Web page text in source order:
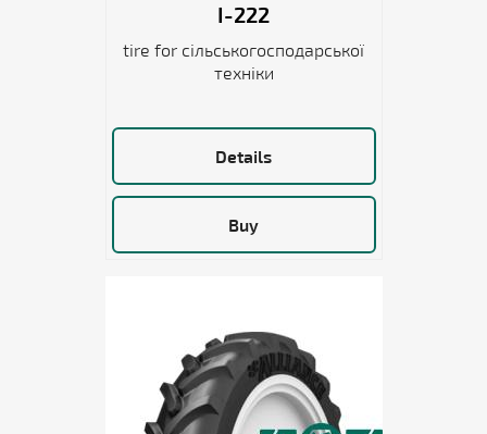
I-222
tire for сільськогосподарської
техніки
Details
Buy